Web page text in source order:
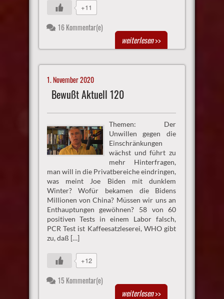
+11
16 Kommentar(e)
weiterlesen>>
1. November 2020
Bewußt Aktuell 120
Themen: Der
Unwillen gegen die
Einschränkungen
wächst und führt zu
mehr Hinterfragen,
man will in die Privatbereiche eindringen,
was meint Joe Biden mit dunklem
Winter? Wofür bekamen die Bidens
Millionen von China? Müssen wir uns an
Enthauptungen gewöhnen? 58 von 60
positiven Tests in einem Labor falsch,
PCR Test ist Kaffeesatzleserei, WHO gibt
zu, daß […]
+12
15 Kommentar(e)
weiterlesen>>